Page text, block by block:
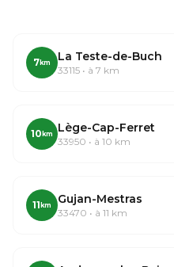
7 km La Teste-de-Buch
33115 • à 7 km
10 km Lège-Cap-Ferret
33950 • à 10 km
11 km Gujan-Mestras
33470 • à 11 km